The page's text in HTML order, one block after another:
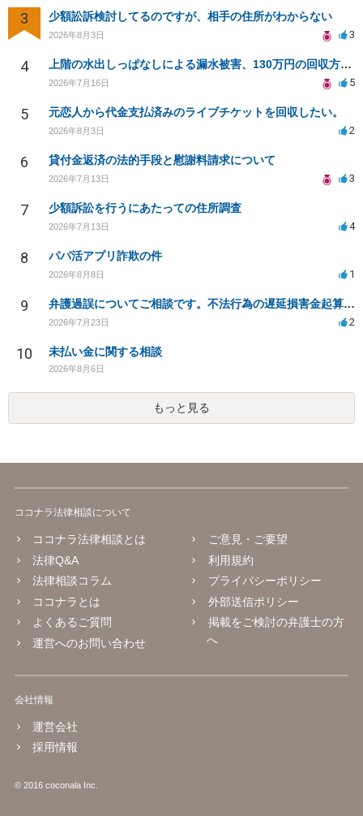
3 少額訟訴検討してるのですが、相手の住所がわからない
2026年8月3日 3
4 上階の水出しっぱなしによる漏水被害、130万円の回収方法を相談したい
2026年7月16日 5
5 元恋人から代金支払済みのライブチケットを回収したい。
2026年8月3日 2
6 貸付金返済の法的手段と慰謝料請求について
2026年7月13日 3
7 少額訴訟を行うにあたっての住所調査
2026年7月13日 4
8 パパ活アプリ詐欺の件
2026年8月8日 1
9 弁護過誤についてご相談です。不法行為の遅延損害金起算日について。
2026年7月23日 2
10 未払い金に関する相談
2026年8月6日
もっと見る
ココナラ法律相談について
ココナラ法律相談とは
法律Q&A
法律相談コラム
ココナラとは
よくあるご質問
運営へのお問い合わせ
ご意見・ご要望
利用規約
プライバシーポリシー
外部送信ポリシー
掲載をご検討の弁護士の方
へ
会社情報
運営会社
採用情報
© 2016 coconala Inc.